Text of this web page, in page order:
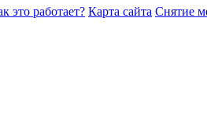
это работает? Карта сайта Снятие